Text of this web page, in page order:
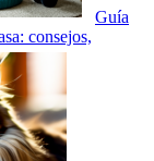
Guía
consejos,